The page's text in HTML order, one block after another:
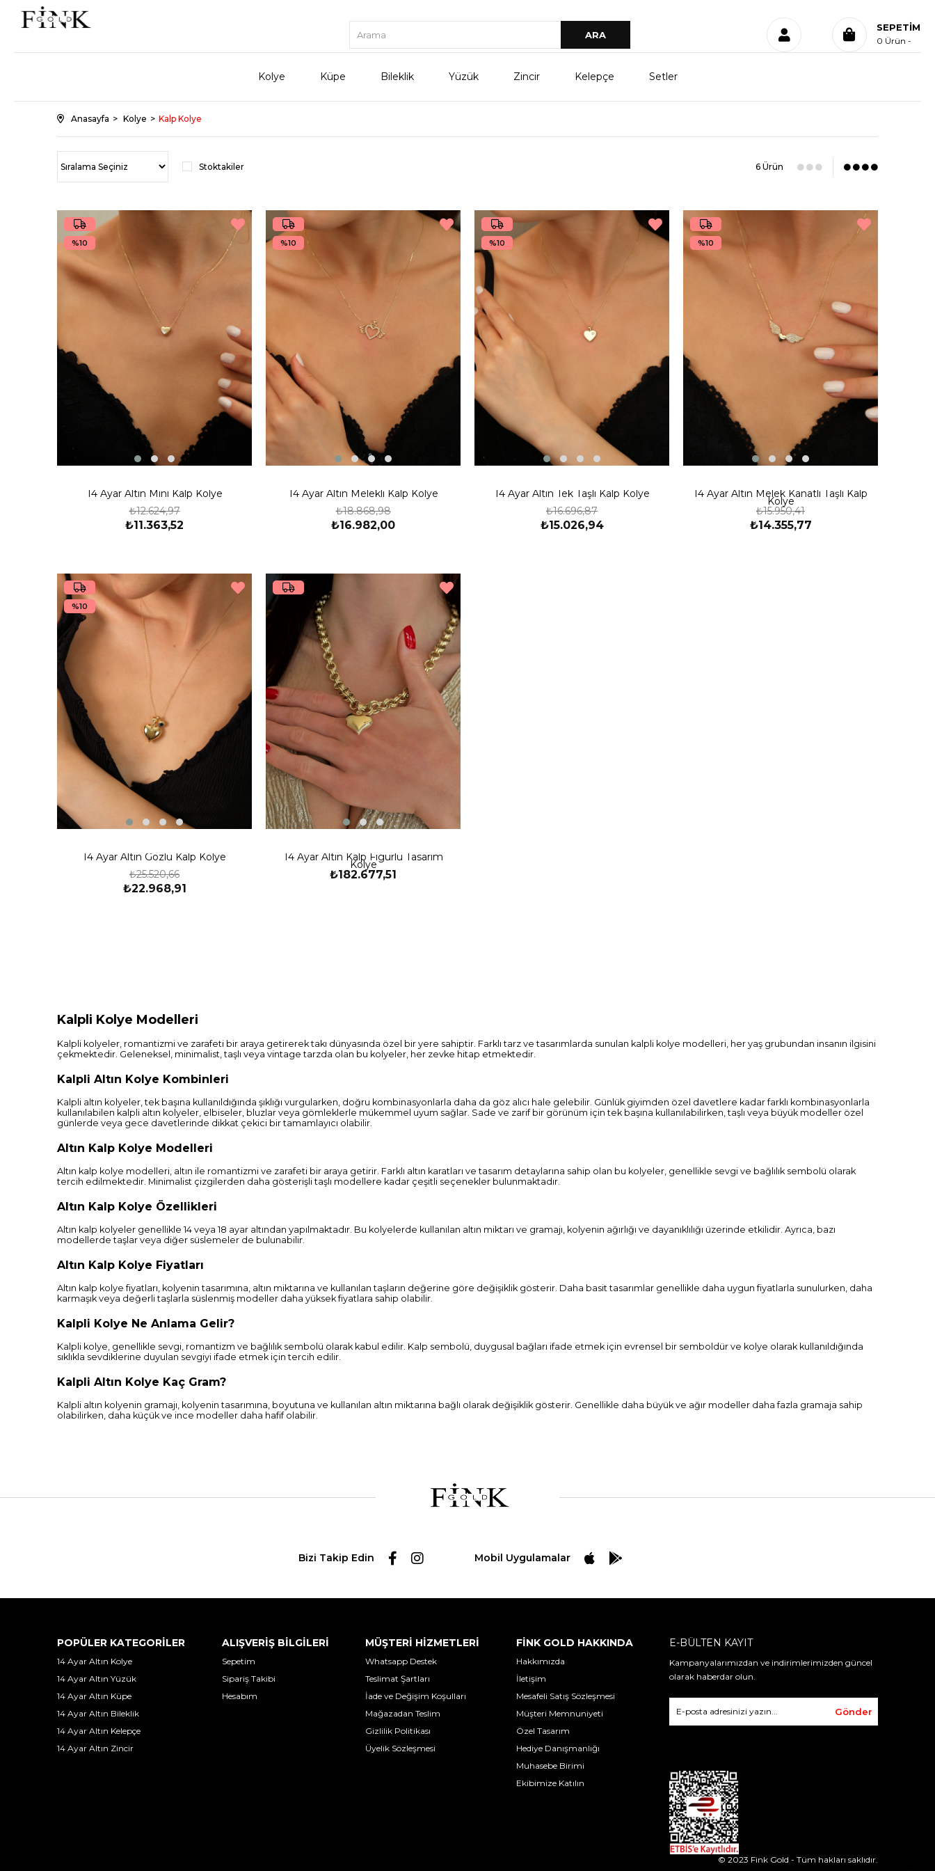
SEPETIM
0 Ürün
Kolye Küpe Bileklik Yüzük Zincir Kelepçe Setler
Anasayfa Kolye Kalp Kolye
Stoktakiler 6 Ürün
14 Ayar Altın Mini Kalp Kolye
₺11.363,52
₺12.624,97
%10
14 Ayar Altın Melekli Kalp Kolye
₺16.982,00
₺18.868,98
%10
14 Ayar Altın Tek Taşlı Kalp Kolye
₺15.026,94
₺16.696,87
%10
14 Ayar Altın Melek Kanatlı Taşlı Kalp
Kolye
₺14.355,77
₺15.950,41
%10
14 Ayar Altın Gözlü Kalp Kolye
₺22.968,91
₺25.520,66
%10
14 Ayar Altın Kalp Figürlü Tasarım
Kolye
₺182.677,51
Kalpli Kolye Modelleri
Kalpli kolyeler, romantizmi ve zarafeti bir araya getirerek takı dünyasında özel bir yere sahiptir. Farklı tarz ve tasarımlarda sunulan kalpli kolye modelleri, her yaş grubundan insanın ilgisini
çekmektedir. Geleneksel, minimalist, taşlı veya vintage tarzda olan bu kolyeler, her zevke hitap etmektedir.
Kalpli Altın Kolye Kombinleri
Kalpli altın kolyeler, tek başına kullanıldığında şıklığı vurgularken, doğru kombinasyonlarla daha da göz alıcı hale gelebilir. Günlük giyimden özel davetlere kadar farklı kombinasyonlarla
kullanılabilen kalpli altın kolyeler, elbiseler, bluzlar veya gömleklerle mükemmel uyum sağlar. Sade ve zarif bir görünüm için tek başına kullanılabilirken, taşlı veya büyük modeller özel
günlerde veya gece davetlerinde dikkat çekici bir tamamlayıcı olabilir.
Altın Kalp Kolye Modelleri
Altın kalp kolye modelleri, altın ile romantizmi ve zarafeti bir araya getirir. Farklı altın karatları ve tasarım detaylarına sahip olan bu kolyeler, genellikle sevgi ve bağlılık sembolü olarak
tercih edilmektedir. Minimalist çizgilerden daha gösterişli taşlı modellere kadar çeşitli seçenekler bulunmaktadır.
Altın Kalp Kolye Özellikleri
Altın kalp kolyeler genellikle 14 veya 18 ayar altından yapılmaktadır. Bu kolyelerde kullanılan altın miktarı ve gramajı, kolyenin ağırlığı ve dayanıklılığı üzerinde etkilidir. Ayrıca, bazı
modellerde taşlar veya diğer süslemeler de bulunabilir.
Altın Kalp Kolye Fiyatları
Altın kalp kolye fiyatları, kolyenin tasarımına, altın miktarına ve kullanılan taşların değerine göre değişiklik gösterir. Daha basit tasarımlar genellikle daha uygun fiyatlarla sunulurken, daha
karmaşık veya değerli taşlarla süslenmiş modeller daha yüksek fiyatlara sahip olabilir.
Kalpli Kolye Ne Anlama Gelir?
Kalpli kolye, genellikle sevgi, romantizm ve bağlılık sembolü olarak kabul edilir. Kalp sembolü, duygusal bağları ifade etmek için evrensel bir semboldür ve kolye olarak kullanıldığında
sıklıkla sevdiklerine duyulan sevgiyi ifade etmek için tercih edilir.
Kalpli Altın Kolye Kaç Gram?
Kalpli altın kolyenin gramajı, kolyenin tasarımına, boyutuna ve kullanılan altın miktarına bağlı olarak değişiklik gösterir. Genellikle daha büyük ve ağır modeller daha fazla gramaja sahip
olabilirken, daha küçük ve ince modeller daha hafif olabilir.
Bizi Takip Edin Mobil Uygulamalar
POPÜLER KATEGORİLER
14 Ayar Altın Kolye
14 Ayar Altın Yüzük
14 Ayar Altın Küpe
14 Ayar Altın Bileklik
14 Ayar Altın Kelepçe
14 Ayar Altın Zincir
ALIŞVERİŞ BİLGİLERİ
Sepetim
Sipariş Takibi
Hesabım
MÜŞTERİ HİZMETLERİ
Whatsapp Destek
Teslimat Şartları
İade ve Değişim Koşulları
Mağazadan Teslim
Gizlilik Politikası
Üyelik Sözleşmesi
FİNK GOLD HAKKINDA
Hakkımızda
İletişim
Mesafeli Satış Sözleşmesi
Müşteri Memnuniyeti
Özel Tasarım
Hediye Danışmanlığı
Muhasebe Birimi
Ekibimize Katılın
E-BÜLTEN KAYIT
Kampanyalarımızdan ve indirimlerimizden güncel
olarak haberdar olun.
Gönder
© 2023 Fink Gold - Tüm hakları saklıdır.